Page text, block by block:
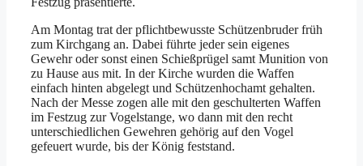
Am Montag trat der pflichtbewusste Schützenbruder früh
zum Kirchgang an. Dabei führte jeder sein eigenes
Gewehr oder sonst einen Schießprügel samt Munition von
zu Hause aus mit. In der Kirche wurden die Waffen
einfach hinten abgelegt und Schützenhochamt gehalten.
Nach der Messe zogen alle mit den geschulterten Waffen
im Festzug zur Vogelstange, wo dann mit den recht
unterschiedlichen Gewehren gehörig auf den Vogel
gefeuert wurde, bis der König feststand.